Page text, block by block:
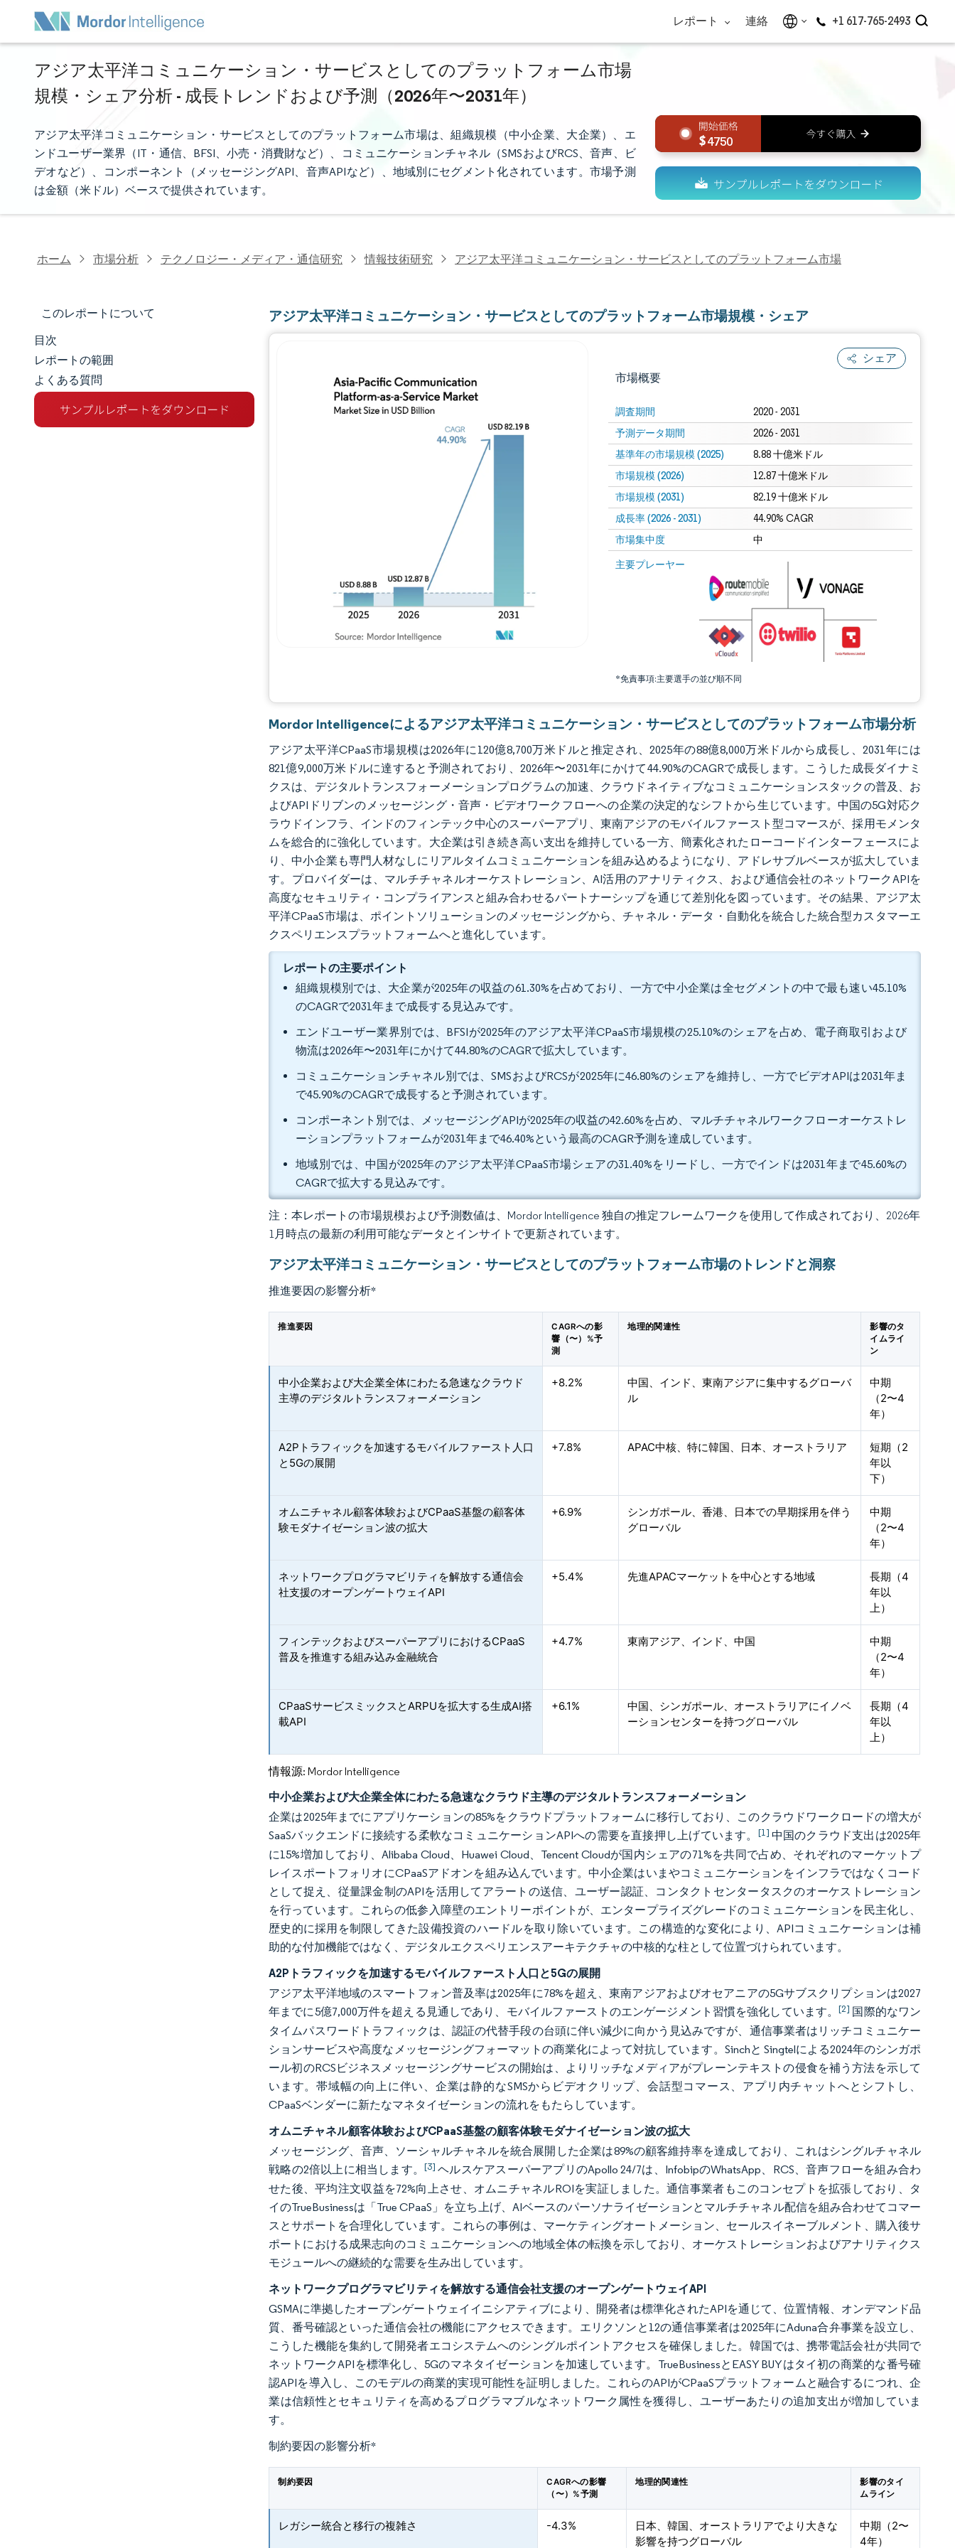
レポート 連絡 +1 617-765-2493
アジア太平洋コミュニケーション・サービスとしてのプラットフォーム市場
規模・シェア分析 - 成長トレンドおよび予測（2026年〜2031年）
アジア太平洋コミュニケーション・サービスとしてのプラットフォーム市場は、組織規模（中小企業、大企業）、エ
ンドユーザー業界（IT・通信、BFSI、小売・消費財など）、コミュニケーションチャネル（SMSおよびRCS、音声、ビ
デオなど）、コンポーネント（メッセージングAPI、音声APIなど）、地域別にセグメント化されています。市場予測
は金額（米ドル）ベースで提供されています。
4750
ホーム 市場分析 テクノロジー・メディア・通信研究 情報技術研究 アジア太平洋コミュニケーション・サービスとしてのプラットフォーム市場
このレポートについて
市場規模とシェア
市場分析
トレンドとインサイト
目次
レポートの範囲
よくある質問
アジア太平洋コミュニケーション・サービスとしてのプラットフォーム市場規模・シェア
シェア
市場概要
調査期間 2020 - 2031
予測データ期間 2026 - 2031
基準年の市場規模 (2025) 8.88 十億米ドル
市場規模 (2026) 12.87 十億米ドル
市場規模 (2031) 82.19 十億米ドル
成長率 (2026 - 2031) 44.90% CAGR
市場集中度 中
主要プレーヤー
*免責事項:主要選手の並び順不同
画像 © Mordor Intelligence。再利用にはCC BY 4.0の表示が必要です。
画像 © Mordor Intelligence。再利用にはCC BY 4.0の表示が必要です。
Mordor Intelligenceによるアジア太平洋コミュニケーション・サービスとしてのプラットフォーム市場分析
アジア太平洋CPaaS市場規模は2026年に120億8,700万米ドルと推定され、2025年の88億8,000万米ドルから成長し、2031年には
821億9,000万米ドルに達すると予測されており、2026年〜2031年にかけて44.90%のCAGRで成長します。こうした成長ダイナミ
クスは、デジタルトランスフォーメーションプログラムの加速、クラウドネイティブなコミュニケーションスタックの普及、お
よびAPIドリブンのメッセージング・音声・ビデオワークフローへの企業の決定的なシフトから生じています。中国の5G対応ク
ラウドインフラ、インドのフィンテック中心のスーパーアプリ、東南アジアのモバイルファースト型コマースが、採用モメンタ
ムを総合的に強化しています。大企業は引き続き高い支出を維持している一方、簡素化されたローコードインターフェースによ
り、中小企業も専門人材なしにリアルタイムコミュニケーションを組み込めるようになり、アドレサブルベースが拡大していま
す。プロバイダーは、マルチチャネルオーケストレーション、AI活用のアナリティクス、および通信会社のネットワークAPIを
高度なセキュリティ・コンプライアンスと組み合わせるパートナーシップを通じて差別化を図っています。その結果、アジア太
平洋CPaaS市場は、ポイントソリューションのメッセージングから、チャネル・データ・自動化を統合した統合型カスタマーエ
クスペリエンスプラットフォームへと進化しています。
レポートの主要ポイント
組織規模別では、大企業が2025年の収益の61.30%を占めており、一方で中小企業は全セグメントの中で最も速い45.10%
のCAGRで2031年まで成長する見込みです。
エンドユーザー業界別では、BFSIが2025年のアジア太平洋CPaaS市場規模の25.10%のシェアを占め、電子商取引および
物流は2026年〜2031年にかけて44.80%のCAGRで拡大しています。
コミュニケーションチャネル別では、SMSおよびRCSが2025年に46.80%のシェアを維持し、一方でビデオAPIは2031年ま
で45.90%のCAGRで成長すると予測されています。
コンポーネント別では、メッセージングAPIが2025年の収益の42.60%を占め、マルチチャネルワークフローオーケストレ
ーションプラットフォームが2031年まで46.40%という最高のCAGR予測を達成しています。
地域別では、中国が2025年のアジア太平洋CPaaS市場シェアの31.40%をリードし、一方でインドは2031年まで45.60%の
CAGRで拡大する見込みです。
注：本レポートの市場規模および予測数値は、Mordor Intelligence 独自の推定フレームワークを使用して作成されており、2026年
1月時点の最新の利用可能なデータとインサイトで更新されています。
アジア太平洋コミュニケーション・サービスとしてのプラットフォーム市場のトレンドと洞察
推進要因の影響分析*
推進要因
CAGRへの影
響（〜）%予
測
地理的関連性
影響のタ
イムライ
ン
中小企業および大企業全体にわたる急速なクラウド
主導のデジタルトランスフォーメーション
+8.2%
中国、インド、東南アジアに集中するグローバ
ル
中期
（2〜4
年）
A2Pトラフィックを加速するモバイルファースト人口
と5Gの展開
+7.8% APAC中核、特に韓国、日本、オーストラリア
短期（2
年以
下）
オムニチャネル顧客体験およびCPaaS基盤の顧客体
験モダナイゼーション波の拡大
+6.9%
シンガポール、香港、日本での早期採用を伴う
グローバル
中期
（2〜4
年）
ネットワークプログラマビリティを解放する通信会
社支援のオープンゲートウェイAPI
+5.4% 先進APACマーケットを中心とする地域
長期（4
年以
上）
フィンテックおよびスーパーアプリにおけるCPaaS
普及を推進する組み込み金融統合
+4.7% 東南アジア、インド、中国
中期
（2〜4
年）
CPaaSサービスミックスとARPUを拡大する生成AI搭
載API
+6.1%
中国、シンガポール、オーストラリアにイノベ
ーションセンターを持つグローバル
長期（4
年以
上）
情報源: Mordor Intelligence
中小企業および大企業全体にわたる急速なクラウド主導のデジタルトランスフォーメーション
企業は2025年までにアプリケーションの85%をクラウドプラットフォームに移行しており、このクラウドワークロードの増大が
SaaSバックエンドに接続する柔軟なコミュニケーションAPIへの需要を直接押し上げています。 [1] 中国のクラウド支出は2025年
に15%増加しており、Alibaba Cloud、Huawei Cloud、Tencent Cloudが国内シェアの71%を共同で占め、それぞれのマーケットプ
レイスポートフォリオにCPaaSアドオンを組み込んでいます。中小企業はいまやコミュニケーションをインフラではなくコード
として捉え、従量課金制のAPIを活用してアラートの送信、ユーザー認証、コンタクトセンタータスクのオーケストレーション
を行っています。これらの低参入障壁のエントリーポイントが、エンタープライズグレードのコミュニケーションを民主化し、
歴史的に採用を制限してきた設備投資のハードルを取り除いています。この構造的な変化により、APIコミュニケーションは補
助的な付加機能ではなく、デジタルエクスペリエンスアーキテクチャの中核的な柱として位置づけられています。
A2Pトラフィックを加速するモバイルファースト人口と5Gの展開
アジア太平洋地域のスマートフォン普及率は2025年に78%を超え、東南アジアおよびオセアニアの5Gサブスクリプションは2027
年までに5億7,000万件を超える見通しであり、モバイルファーストのエンゲージメント習慣を強化しています。[2] 国際的なワン
タイムパスワードトラフィックは、認証の代替手段の台頭に伴い減少に向かう見込みですが、通信事業者はリッチコミュニケー
ションサービスや高度なメッセージングフォーマットの商業化によって対抗しています。Sinchと Singtelによる2024年のシンガポ
ール初のRCSビジネスメッセージングサービスの開始は、よりリッチなメディアがプレーンテキストの侵食を補う方法を示して
います。帯域幅の向上に伴い、企業は静的なSMSからビデオクリップ、会話型コマース、アプリ内チャットへとシフトし、
CPaaSベンダーに新たなマネタイゼーションの流れをもたらしています。
オムニチャネル顧客体験およびCPaaS基盤の顧客体験モダナイゼーション波の拡大
メッセージング、音声、ソーシャルチャネルを統合展開した企業は89%の顧客維持率を達成しており、これはシングルチャネル
戦略の2倍以上に相当します。[3] ヘルスケアスーパーアプリのApollo 24/7は、InfobipのWhatsApp、RCS、音声フローを組み合わ
せた後、平均注文収益を72%向上させ、オムニチャネルROIを実証しました。通信事業者もこのコンセプトを拡張しており、タ
イのTrueBusinessは「True CPaaS」を立ち上げ、AIベースのパーソナライゼーションとマルチチャネル配信を組み合わせてコマー
スとサポートを合理化しています。これらの事例は、マーケティングオートメーション、セールスイネーブルメント、購入後サ
ポートにおける成果志向のコミュニケーションへの地域全体の転換を示しており、オーケストレーションおよびアナリティクス
モジュールへの継続的な需要を生み出しています。
ネットワークプログラマビリティを解放する通信会社支援のオープンゲートウェイAPI
GSMAに準拠したオープンゲートウェイイニシアティブにより、開発者は標準化されたAPIを通じて、位置情報、オンデマンド品
質、番号確認といった通信会社の機能にアクセスできます。エリクソンと12の通信事業者は2025年にAduna合弁事業を設立し、
こうした機能を集約して開発者エコシステムへのシングルポイントアクセスを確保しました。韓国では、携帯電話会社が共同で
ネットワークAPIを標準化し、5Gのマネタイゼーションを加速しています。TrueBusinessとEASY BUYはタイ初の商業的な番号確
認APIを導入し、このモデルの商業的実現可能性を証明しました。これらのAPIがCPaaSプラットフォームと融合するにつれ、企
業は信頼性とセキュリティを高めるプログラマブルなネットワーク属性を獲得し、ユーザーあたりの追加支出が増加していま
す。
制約要因の影響分析*
制約要因
CAGRへの影響
（〜）%予測
地理的関連性
影響のタイ
ムライン
レガシー統合と移行の複雑さ -4.3%
日本、韓国、オーストラリアでより大きな
影響を持つグローバル
中期（2〜
4年）